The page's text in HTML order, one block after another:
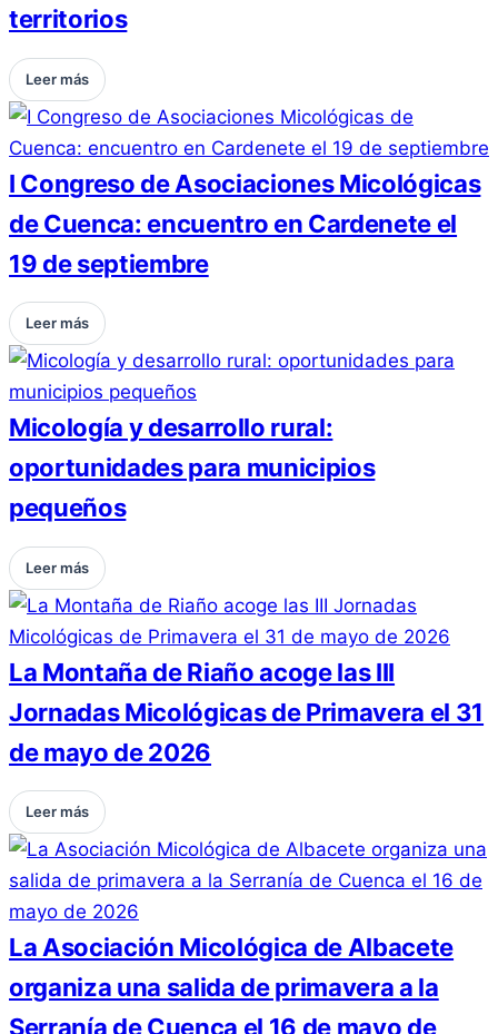
territorios
Leer más
I Congreso de Asociaciones Micológicas
de Cuenca: encuentro en Cardenete el
19 de septiembre
Leer más
Micología y desarrollo rural:
oportunidades para municipios
pequeños
Leer más
La Montaña de Riaño acoge las III
Jornadas Micológicas de Primavera el 31
de mayo de 2026
Leer más
La Asociación Micológica de Albacete
organiza una salida de primavera a la
Serranía de Cuenca el 16 de mayo de